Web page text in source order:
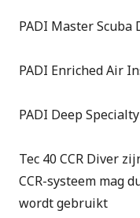
PADI Master
PADI Enriched Air
PADI Deep
Tec 40 CCR Diver
CCR-systeem mag
wordt gebruikt